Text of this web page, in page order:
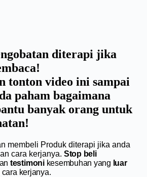
diterapi jika
tonton video ini sampai
paham bagaimana
banyak orang untuk
membeli Produk diterapi jika anda
cara kerjanya. Stop beli
testimonikesembuhan yang luar
kerjanya.